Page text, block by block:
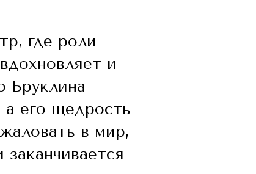
где роли
и
Бруклина
а его щедрость
в мир,